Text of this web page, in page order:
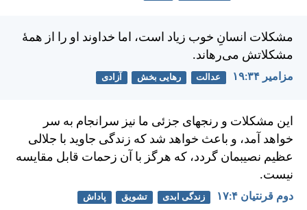
مشكلات انسانِ خوب زياد است، اما خداوند او را از همهٔ
مشكلاتش می‌رهاند.
مزامير ۳۴:‏۱۹ عدالت رهایی بخش آزادی
اين مشكلات و رنجهای جزئی ما نيز سرانجام به سر
خواهد آمد، و باعث خواهد شد كه زندگی جاويد با جلالی
عظيم نصيبمان گردد، كه هرگز با آن زحمات قابل مقايسه
نيست.
دوم قرنتیان ۴:‏۱۷ زندگی ابدی تشویق پاداش